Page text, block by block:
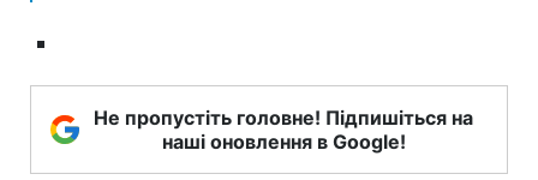
Не пропустіть головне! Підпишіться на
наші оновлення в Google!